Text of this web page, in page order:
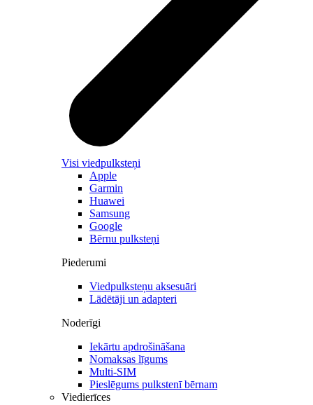
Visi viedpulksteņi
Apple
Garmin
Huawei
Samsung
Google
Bērnu pulksteņi
Piederumi
Viedpulksteņu aksesuāri
Lādētāji un adapteri
Noderīgi
Iekārtu apdrošināšana
Nomaksas līgums
Multi-SIM
Pieslēgums pulkstenī bērnam
Viedierīces